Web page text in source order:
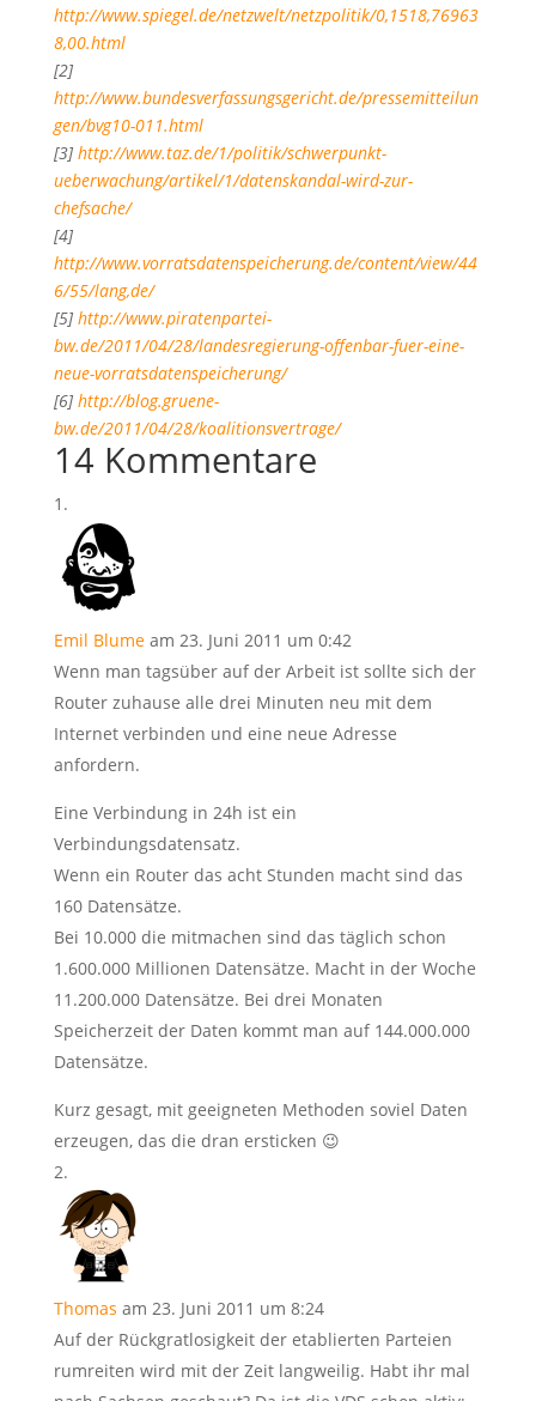
http://www.spiegel.de/netzwelt/netzpolitik/0,1518,76963
8,00.html
[2]
http://www.bundesverfassungsgericht.de/pressemitteilun
gen/bvg10-011.html
[3] http://www.taz.de/1/politik/schwerpunkt-
ueberwachung/artikel/1/datenskandal-wird-zur-
chefsache/
[4]
http://www.vorratsdatenspeicherung.de/content/view/44
6/55/lang,de/
[5] http://www.piratenpartei-
bw.de/2011/04/28/landesregierung-offenbar-fuer-eine-
neue-vorratsdatenspeicherung/
[6] http://blog.gruene-
bw.de/2011/04/28/koalitionsvertrage/
14 Kommentare
Emil Blume am 23. Juni 2011 um 0:42
Wenn man tagsüber auf der Arbeit ist sollte sich der
Router zuhause alle drei Minuten neu mit dem
Internet verbinden und eine neue Adresse
anfordern.
Eine Verbindung in 24h ist ein
Verbindungsdatensatz.
Wenn ein Router das acht Stunden macht sind das
160 Datensätze.
Bei 10.000 die mitmachen sind das täglich schon
1.600.000 Millionen Datensätze. Macht in der Woche
11.200.000 Datensätze. Bei drei Monaten
Speicherzeit der Daten kommt man auf 144.000.000
Datensätze.
Kurz gesagt, mit geeigneten Methoden soviel Daten
erzeugen, das die dran ersticken 😉
Thomas am 23. Juni 2011 um 8:24
Auf der Rückgratlosigkeit der etablierten Parteien
rumreiten wird mit der Zeit langweilig. Habt ihr mal